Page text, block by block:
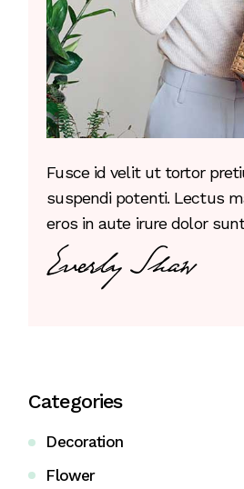
Fusce id velit ut tortor
suspendi potenti. Lectus
eros in aute irure dolor
Categories
Decoration
Flower